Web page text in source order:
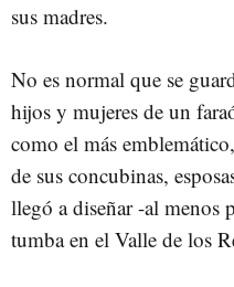
sus madres.
No es normal que se
hijos y mujeres de un
como el más
de sus concubinas,
llegó a diseñar -al menos
tumba en el Valle de los